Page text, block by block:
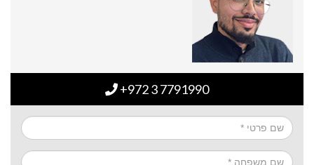
+972 3 7791990